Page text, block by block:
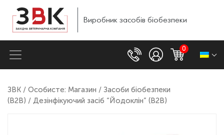
Виробник засобів біобезпеки
0
ЗВК / Особисте: Магазин / Засоби біобезпеки
(B2B) / Дезінфікуючий засіб “Йодоклін” (B2B)